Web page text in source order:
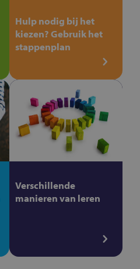
Hulp nodig bij het
kiezen? Gebruik het
stappenplan
Verschillende
manieren van leren